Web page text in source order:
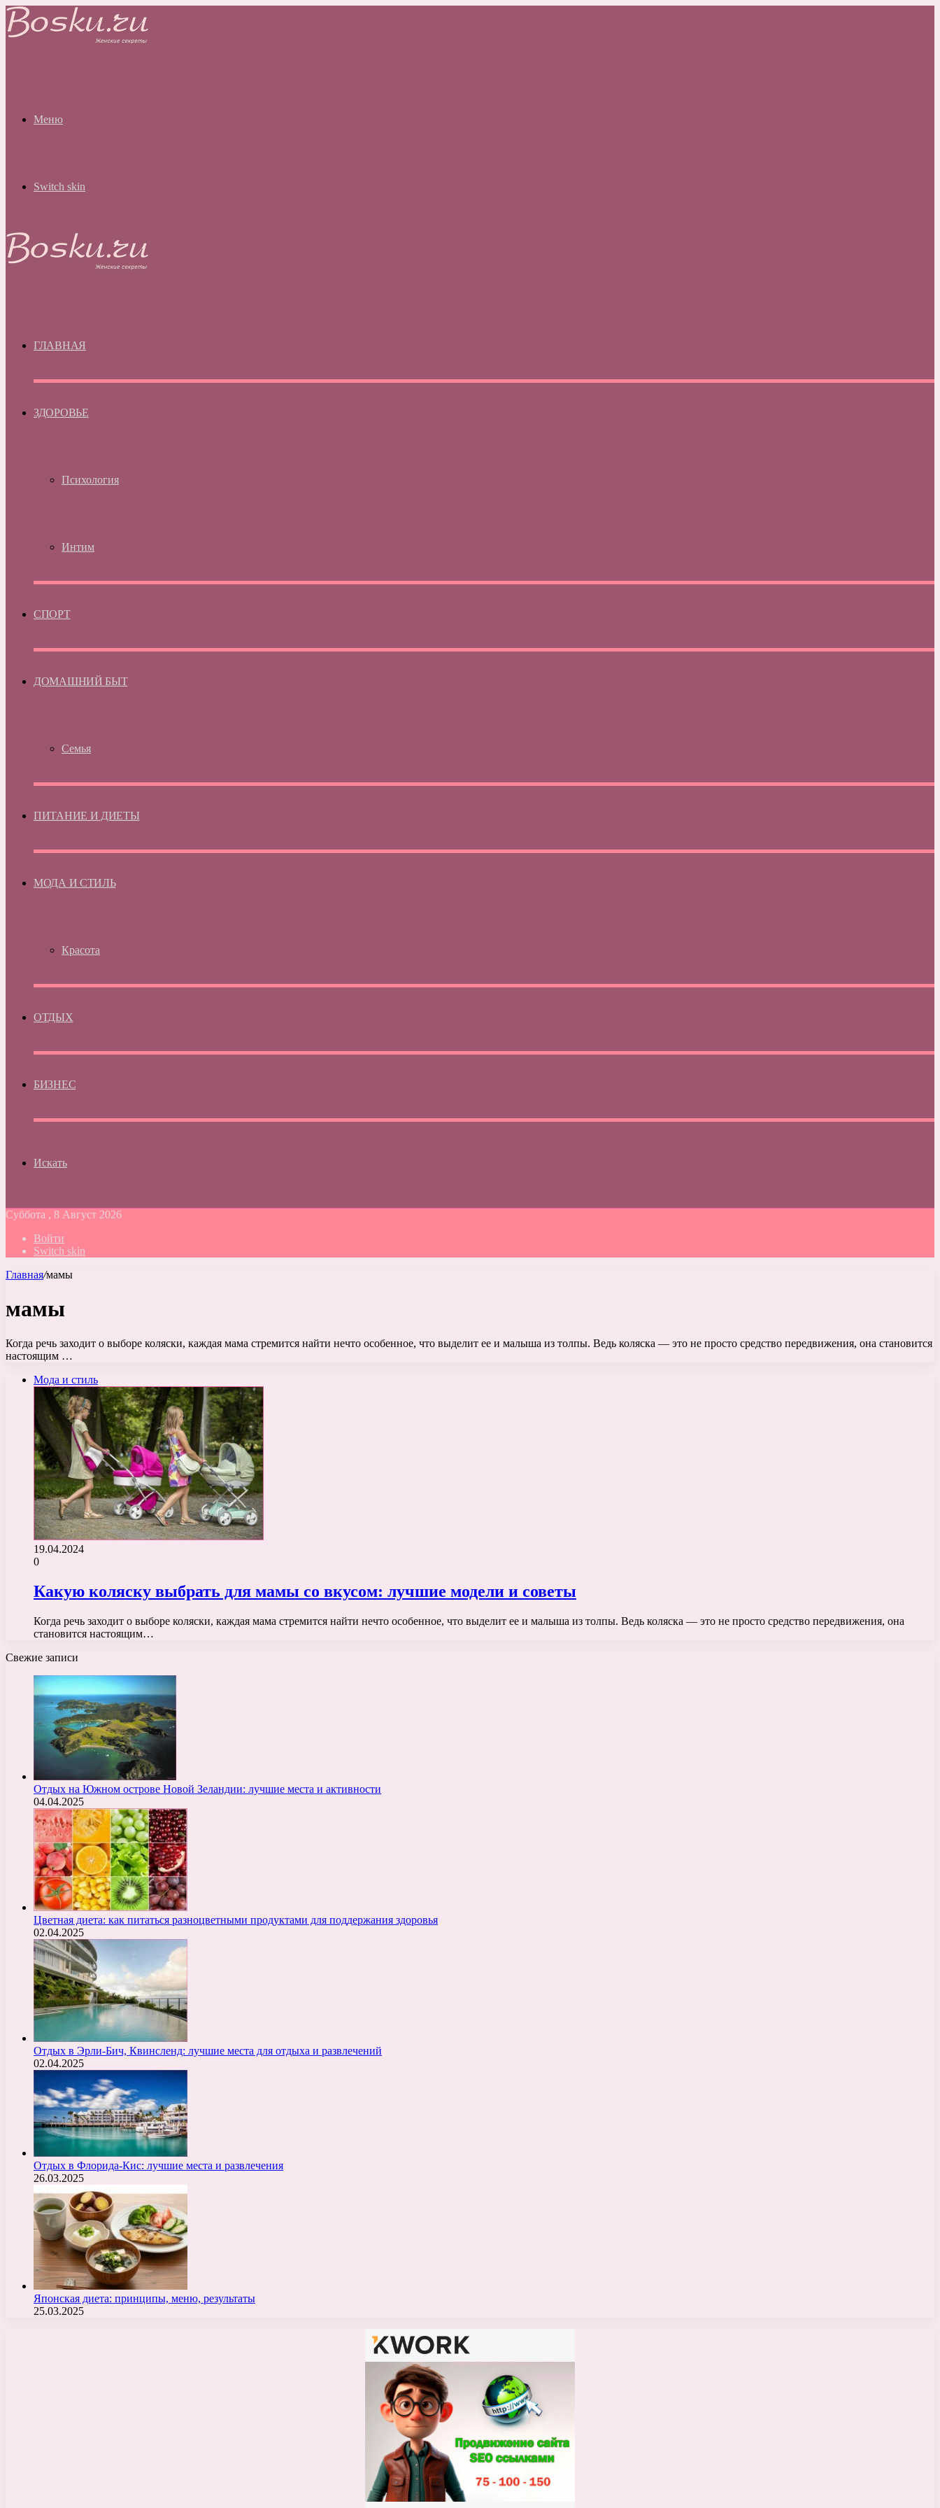
Меню
Switch skin
ГЛАВНАЯ
ЗДОРОВЬЕ
Психология
Интим
СПОРТ
ДОМАШНИЙ БЫТ
Семья
ПИТАНИЕ И ДИЕТЫ
МОДА И СТИЛЬ
Красота
ОТДЫХ
БИЗНЕС
Искать
Суббота , 8 Август 2026
Войти
Switch skin
Главная/мамы
мамы
Когда речь заходит о выборе коляски, каждая мама стремится найти нечто особенное, что выделит ее и малыша из толпы. Ведь коляска — это не просто средство передвижения, она становится
настоящим …
Мода и стиль
19.04.2024
0
Какую коляску выбрать для мамы со вкусом: лучшие модели и советы
Когда речь заходит о выборе коляски, каждая мама стремится найти нечто особенное, что выделит ее и малыша из толпы. Ведь коляска — это не просто средство передвижения, она
становится настоящим…
Свежие записи
Отдых на Южном острове Новой Зеландии: лучшие места и активности
04.04.2025
Цветная диета: как питаться разноцветными продуктами для поддержания здоровья
02.04.2025
Отдых в Эрли-Бич, Квинсленд: лучшие места для отдыха и развлечений
02.04.2025
Отдых в Флорида-Кис: лучшие места и развлечения
26.03.2025
Японская диета: принципы, меню, результаты
25.03.2025